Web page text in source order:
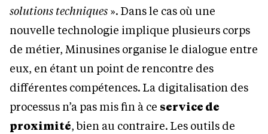
solutions techniques ». Dans le cas où une
nouvelle technologie implique plusieurs corps
de métier, Minusines organise le dialogue entre
eux, en étant un point de rencontre des
différentes compétences. La digitalisation des
processus n’a pas mis fin à ce service de
proximité, bien au contraire. Les outils de